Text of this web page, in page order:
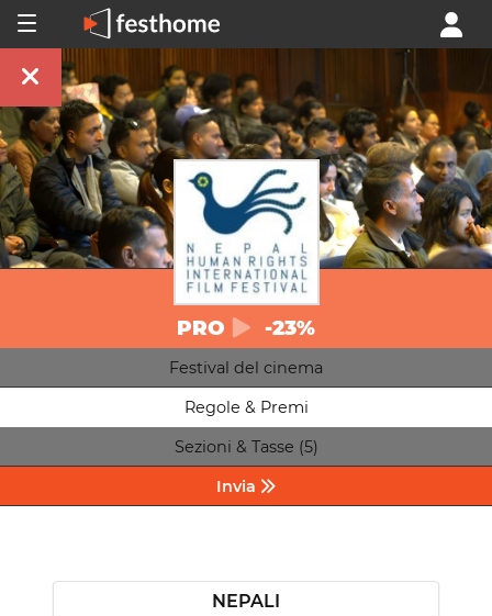
PRO -23%
Festival del cinema
Regole & Premi
Sezioni & Tasse (5)
Invia
NEPALI